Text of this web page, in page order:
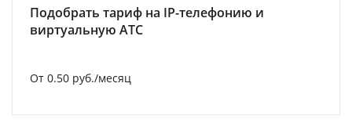
Подобрать тариф на IP-телефонию и
виртуальную АТС
От 0.50 руб./месяц